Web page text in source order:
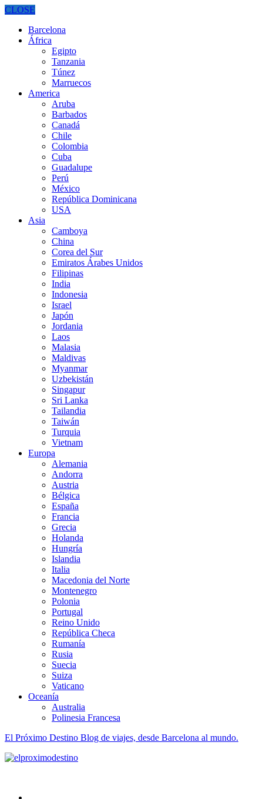
CLOSE
Barcelona
África
Egipto
Tanzania
Túnez
Marruecos
America
Aruba
Barbados
Canadá
Chile
Colombia
Cuba
Guadalupe
Perú
México
República Dominicana
USA
Asia
Camboya
China
Corea del Sur
Emiratos Árabes Unidos
Filipinas
India
Indonesia
Israel
Japón
Jordania
Laos
Malasia
Maldivas
Myanmar
Uzbekistán
Singapur
Sri Lanka
Tailandia
Taiwán
Turquia
Vietnam
Europa
Alemania
Andorra
Austria
Bélgica
España
Francia
Grecia
Holanda
Hungría
Islandia
Italia
Macedonia del Norte
Montenegro
Polonia
Portugal
Reino Unido
República Checa
Rumanía
Rusia
Suecia
Suiza
Vaticano
Oceanía
Australia
Polinesia Francesa
El Próximo Destino Blog de viajes, desde Barcelona al mundo.